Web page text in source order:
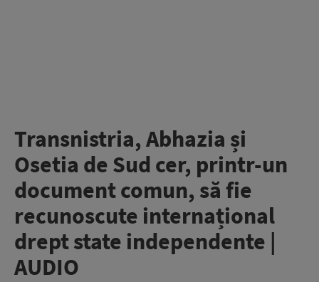
Transnistria, Abhazia și
Osetia de Sud cer, printr-un
document comun, să fie
recunoscute internațional
drept state independente |
AUDIO